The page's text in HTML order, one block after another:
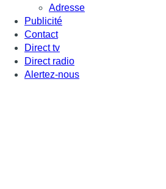
Adresse
Publicité
Contact
Direct tv
Direct radio
Alertez-nous